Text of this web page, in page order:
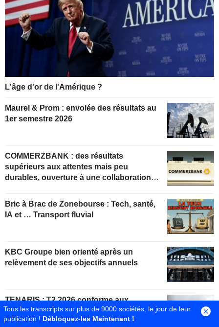
L'âge d'or de l'Amérique ?
Maurel & Prom : envolée des résultats au
1er semestre 2026
COMMERZBANK : des résultats
supérieurs aux attentes mais peu
durables, ouverture à une collaboration
Bric à Brac de Zonebourse : Tech, santé,
IA et … Transport fluvial
KBC Groupe bien orienté après un
relèvement de ses objectifs annuels
TENARIS : T2 2026 conforme aux
attentes, mais manque de dynamique
Tous les transcripts sur plus de 9000 sociétés, le jour de leur
publication ! Débloquez-les Maintenant !